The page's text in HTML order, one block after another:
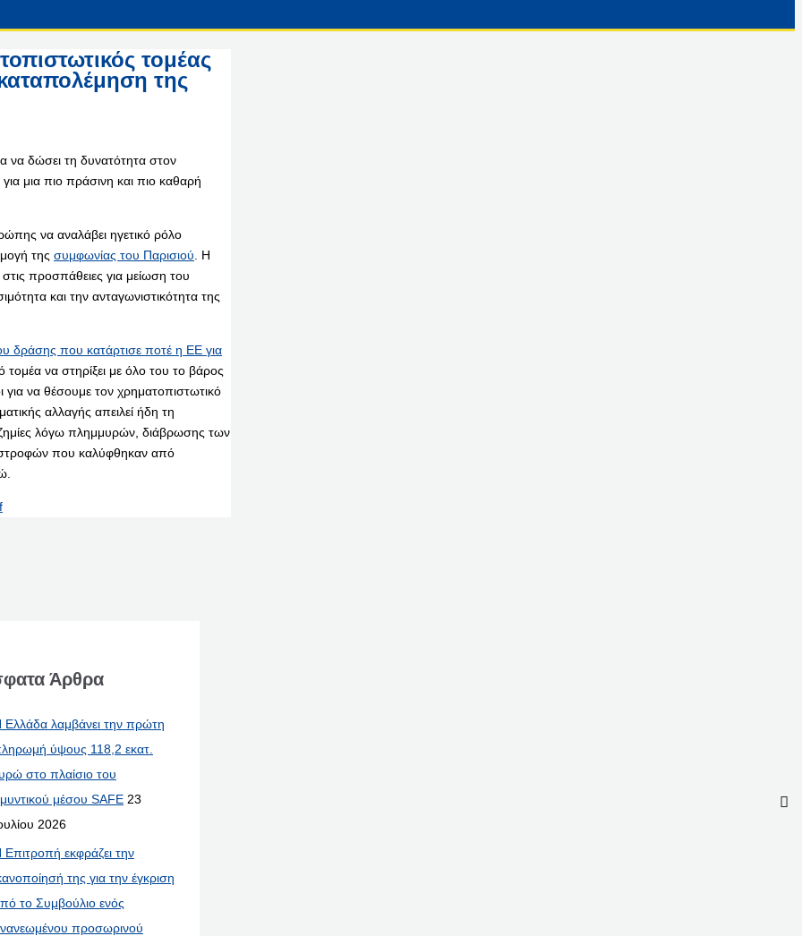
τομέας
της
να δώσει τη δυνατότητα στον
μια πιο πράσινη και πιο καθαρή
να αναλάβει ηγετικό ρόλο
της συμφωνίας του Παρισιού . Η
προσπάθειες για μείωση του
και την ανταγωνιστικότητα της
δράσης που κατάρτισε ποτέ η ΕΕ για
τομέα να στηρίξει με όλο του το βάρος
για να θέσουμε τον χρηματοπιστωτικό
αλλαγής απειλεί ήδη τη
ζημίες λόγω πλημμυρών, διάβρωσης των
που καλύφθηκαν από
Άρθρα
Ελλάδα λαμβάνει την πρώτη
ύψους 118,2 εκατ.
στο πλαίσιο του
μέσου SAFE 23
2026
Επιτροπή εκφράζει την
της για την έγκριση
το Συμβούλιο ενός
προσωρινού